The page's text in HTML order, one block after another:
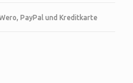
PayPal und Kreditkarte